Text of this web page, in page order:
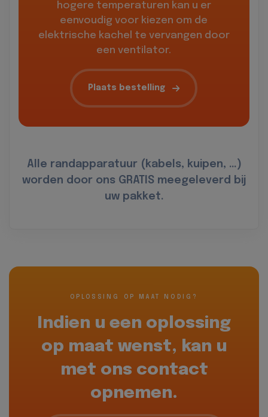
hogere temperaturen kan u er
eenvoudig voor kiezen om de
elektrische kachel te vervangen door
een ventilator.
Plaats bestelling
Alle randapparatuur (kabels, kuipen, …)
worden door ons GRATIS meegeleverd bij
uw pakket.
OPLOSSING OP MAAT NODIG?
Indien u een oplossing
op maat wenst, kan u
met ons contact
opnemen.